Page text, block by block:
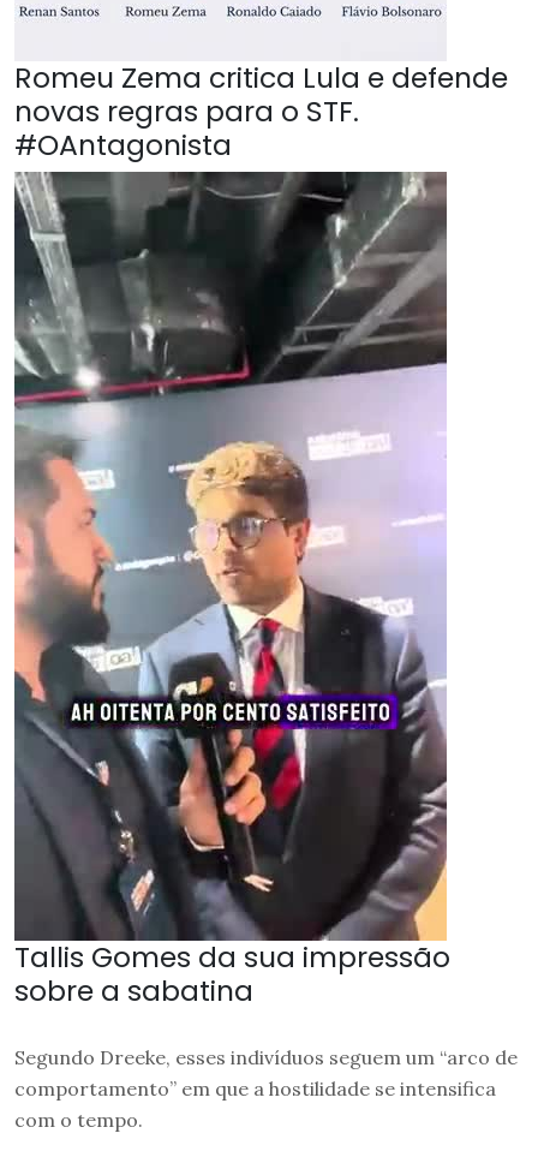
Romeu Zema critica Lula e defende
novas regras para o STF.
#OAntagonista
Tallis Gomes da sua impressão
sobre a sabatina
Segundo Dreeke, esses indivíduos seguem um “arco de
comportamento” em que a hostilidade se intensifica
com o tempo.